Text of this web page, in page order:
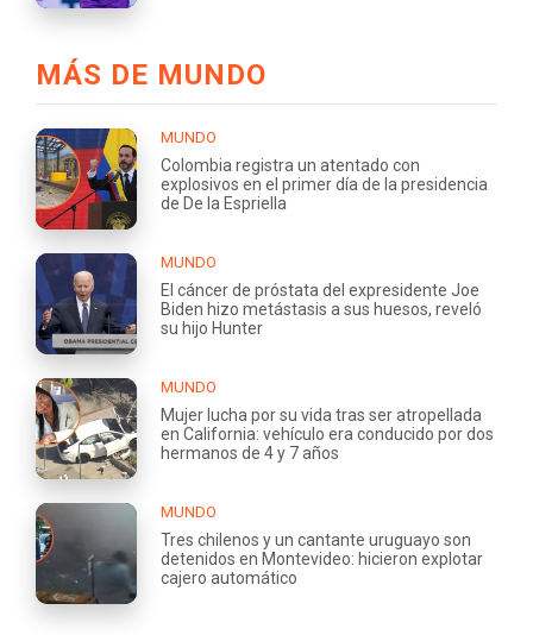
MÁS DE MUNDO
MUNDO
Colombia registra un atentado con
explosivos en el primer día de la presidencia
de De la Espriella
MUNDO
El cáncer de próstata del expresidente Joe
Biden hizo metástasis a sus huesos, reveló
su hijo Hunter
MUNDO
Mujer lucha por su vida tras ser atropellada
en California: vehículo era conducido por dos
hermanos de 4 y 7 años
MUNDO
Tres chilenos y un cantante uruguayo son
detenidos en Montevideo: hicieron explotar
cajero automático